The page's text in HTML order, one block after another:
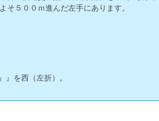
そ５００ｍ進んだ左手にあります。
を西（左折）。